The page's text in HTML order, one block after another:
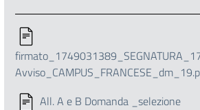
All. A e B Domanda _selezione